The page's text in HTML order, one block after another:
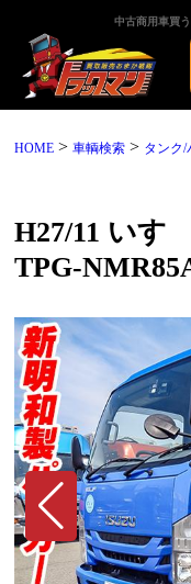
中古商用車買
HOME >車輌検索 > タンク/
H27/11 いす
TPG-